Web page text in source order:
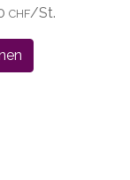
CHF/St.